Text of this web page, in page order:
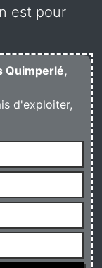
est pour
Quimperlé,
d'exploiter,